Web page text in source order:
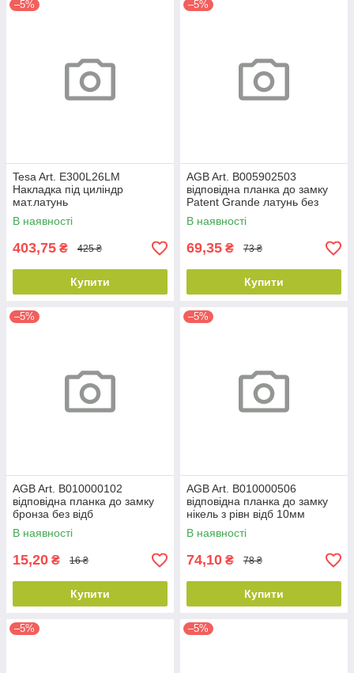
–5%
Tesa Art. E300L26LM
Накладка під циліндр
мат.латунь
В наявності
403,75 ₴ 425 ₴
Купити
–5%
AGB Art. B005902503
відповідна планка до замку
Patent Grande латунь без
відб
В наявності
69,35 ₴ 73 ₴
Купити
–5%
AGB Art. B010000102
відповідна планка до замку
бронза без відб
В наявності
15,20 ₴ 16 ₴
Купити
–5%
AGB Art. B010000506
відповідна планка до замку
нікель з рівн відб 10мм
В наявності
74,10 ₴ 78 ₴
Купити
–5% –5%